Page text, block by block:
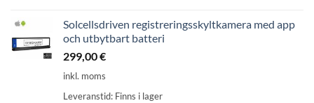
Solcellsdriven registreringsskyltkamera med app
och utbytbart batteri
299,00€
inkl. moms
Leveranstid: Finns i lager